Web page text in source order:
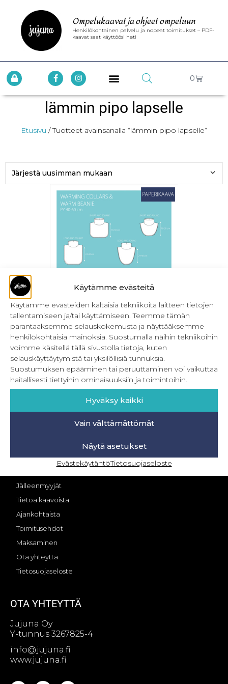
Käytämme evästeitä
Käytämme evästeiden kaltaisia tekniikoita laitteen tietojen
tallentamiseen ja/tai käyttämiseen. Teemme tämän
parantaaksemme selauskokemusta ja näyttääksemme
henkilökohtaisia mainoksia. Suostumalla näihin tekniikoihin
voimme käsitellä tällä sivustolla tietoja, kuten
selauskäyttäytymistä tai yksilöllisiä tunnuksia.
Suostumuksen epääminen tai peruuttaminen voi vaikuttaa
haitallisesti tiettyihin ominaisuuksiin ja toimintoihin.
Hyväksy kaikki
Vain välttämättömät
Näytä asetukset
EvästekäytäntöTietosuojaseloste
Ompelukaavat ja ohjeet ompeluun
Henkilökohtainen palvelu ja nopeat toimitukset – PDF-
kaavat saat käyttöösi heti
0
lämmin pipo lapselle
Etusivu / Tuotteet avainsanalla “lämmin pipo lapselle”
Warm Beanie & Warming Collars
13,90€ Sis. ALV
Lisää ostoskoriin
OMA TILI – KIRJAUTUMINEN
Jälleenmyyjät
Tietoa kaavoista
Ajankohtaista
Toimitusehdot
Maksaminen
Ota yhteyttä
Tietosuojaseloste
OTA YHTEYTTÄ
Jujuna Oy
Y-tunnus 3267825-4
info@jujuna.fi
www.jujuna.fi